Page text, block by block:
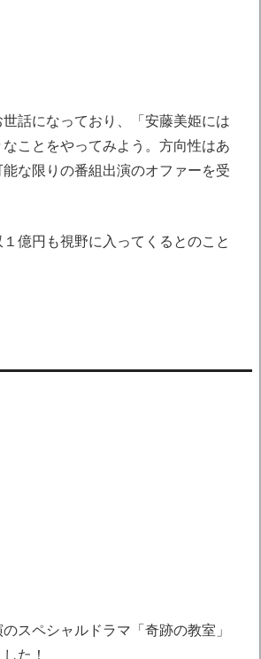
話になっており、「安藤美姫には
ことをやってみよう。方向性はあ
な限りの番組出演のオファーを受
億円も視野に入ってくるとのこと
スペシャルドラマ「奇跡の教室」
た！